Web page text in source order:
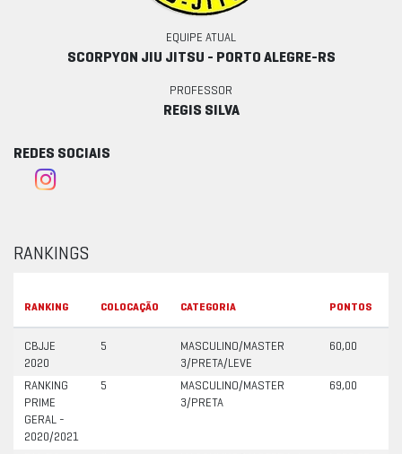
EQUIPE ATUAL
SCORPYON JIU JITSU - PORTO ALEGRE-RS
PROFESSOR
REGIS SILVA
REDES SOCIAIS
RANKINGS
RANKING COLOCAÇÃO CATEGORIA PONTOS
CBJJE
2020
5
MASCULINO/MASTER
3/PRETA/LEVE
60,00
RANKING
PRIME
GERAL -
2020/2021
5
MASCULINO/MASTER
3/PRETA
69,00